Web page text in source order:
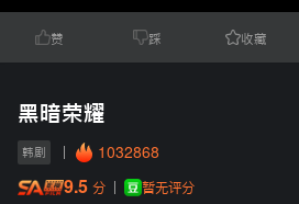
赞 踩 收藏
黑暗荣耀
韩剧 1032868
9.5 分 暂无评分